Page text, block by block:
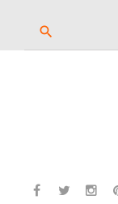
search